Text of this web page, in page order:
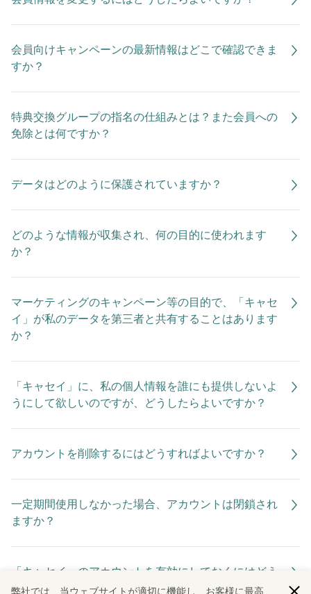
会員向けキャンペーンの最新情報はどこで確認できま
すか？
特典交換グループの指名の仕組みとは？また会員への
免除とは何ですか？
データはどのように保護されていますか？
どのような情報が収集され、何の目的に使われます
か？
マーケティングのキャンペーン等の目的で、「キャセ
イ」が私のデータを第三者と共有することはあります
か？
「キャセイ」に、私の個人情報を誰にも提供しないよ
うにして欲しいのですが、どうしたらよいですか？
アカウントを削除するにはどうすればよいですか？
一定期間使用しなかった場合、アカウントは閉鎖され
ますか？
「キャセイ」のアカウントを有効にしておくにはどう
すればよいですか？
弊社では、当ウェブサイトが適切に機能し、お客様に最高